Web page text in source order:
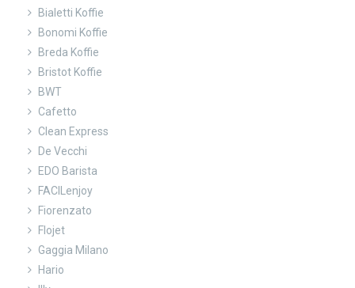
Bialetti Koffie
Bonomi Koffie
Breda Koffie
Bristot Koffie
BWT
Cafetto
Clean Express
De Vecchi
EDO Barista
FACILenjoy
Fiorenzato
Flojet
Gaggia Milano
Hario